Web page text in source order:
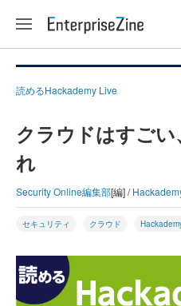
読めるHackademy Live
クラウドはすご
れ
Security Online編集部[編] /
セキュリティ クラウド